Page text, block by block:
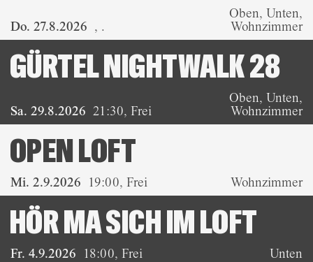
Do. 27.8.2026 , .
Oben, Unten,
Wohnzimmer
Sa. 29.8.2026 21:30,Frei
GÜRTEL NIGHTWALK 28
Oben, Unten,
Wohnzimmer
Mi. 2.9.2026 19:00,Frei
OPEN LOFT
Wohnzimmer
Fr. 4.9.2026 18:00,Frei
HÖR MA SICH IM LOFT
Unten